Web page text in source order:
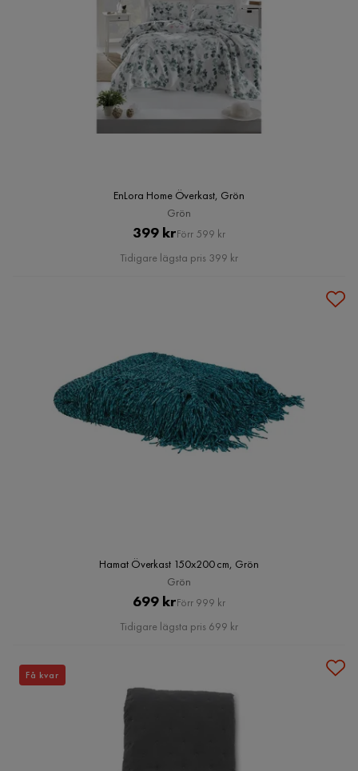
EnLora Home Överkast, Grön
Grön
Pris
399 krOriginal
Pris
Förr 599 kr
Tidigare lägsta pris 399 kr
Hamat Överkast 150x200 cm, Grön
Grön
Pris
699 krOriginal
Pris
Förr 999 kr
Tidigare lägsta pris 699 kr
Få kvar